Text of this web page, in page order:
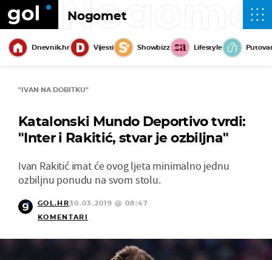
Nogomet
Dnevnik.hr Vijesti Showbizz Lifestyle
"IVAN NA DOBITKU"
Katalonski Mundo Deportivo tvrdi:
"Inter i Rakitić, stvar je ozbiljna"
Ivan Rakitić imat će ovog ljeta minimalno jednu
ozbiljnu ponudu na svom stolu.
GOL.HR30.03.2019 @ 08:47
KOMENTARI